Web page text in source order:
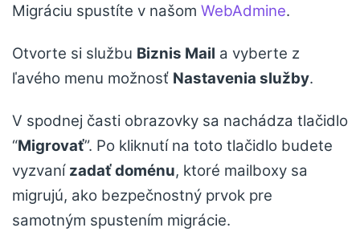
Migráciu spustíte v našom WebAdmine.
Otvorte si službu Biznis Mail a vyberte z
ľavého menu možnosť Nastavenia služby.
V spodnej časti obrazovky sa nachádza tlačidlo
“Migrovať”. Po kliknutí na toto tlačidlo budete
vyzvaní zadať doménu, ktoré mailboxy sa
migrujú, ako bezpečnostný prvok pre
samotným spustením migrácie.